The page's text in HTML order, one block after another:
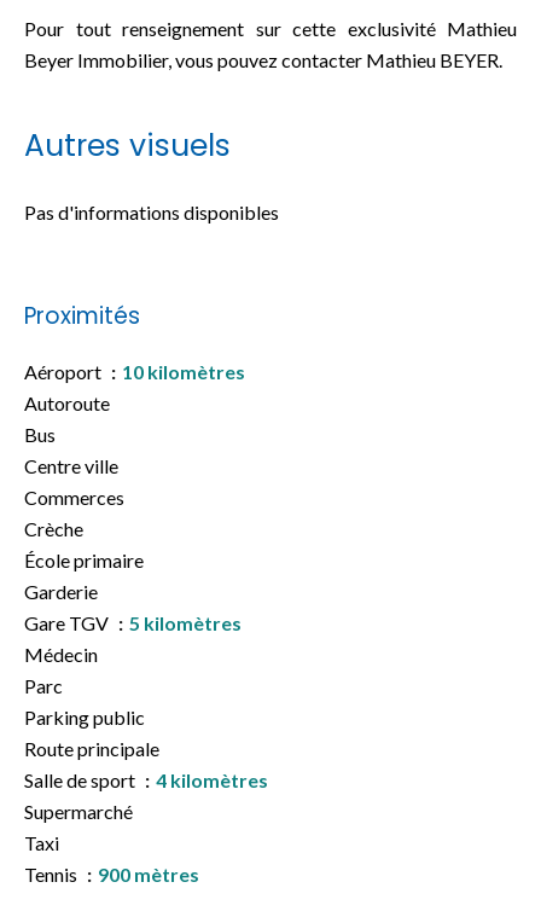
Pour tout renseignement sur cette exclusivité Mathieu
Beyer Immobilier, vous pouvez contacter Mathieu BEYER.
Autres visuels
Pas d'informations disponibles
Proximités
Aéroport
10 kilomètres
Autoroute
Bus
Centre ville
Commerces
Crèche
École primaire
Garderie
Gare TGV
5 kilomètres
Médecin
Parc
Parking public
Route principale
Salle de sport
4 kilomètres
Supermarché
Taxi
Tennis
900 mètres